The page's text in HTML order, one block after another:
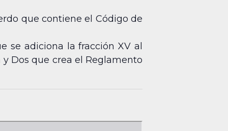
que contiene el Código de
se adiciona la fracción XV al
Dos que crea el Reglamento